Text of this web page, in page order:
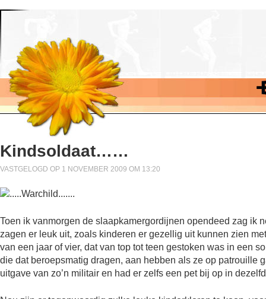
Kindsoldaat……
VASTGELOGD OP 1 NOVEMBER 2009 OM 13:20
Toen ik vanmorgen de slaapkamergordijnen opendeed zag ik
zagen er leuk uit, zoals kinderen er gezellig uit kunnen zien
van een jaar of vier, dat van top tot teen gestoken was in een
die dat beroepsmatig dragen, aan hebben als ze op patrouille
uitgave van zo’n militair en had er zelfs een pet bij op in